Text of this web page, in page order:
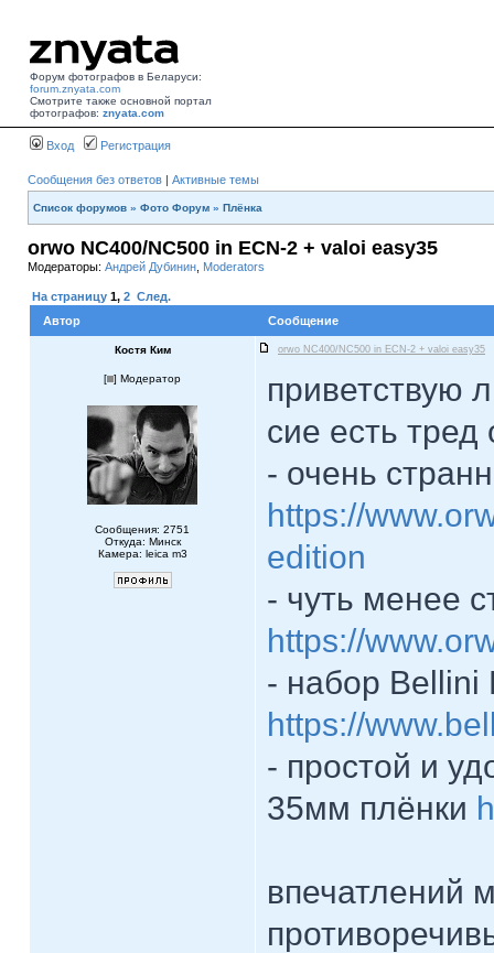
Форум фотографов в Беларуси:
forum.znyata.com
Смотрите также основной портал
фотографов: znyata.com
Вход Регистрация
Сообщения без ответов | Активные темы
Список форумов » Фото Форум » Плёнка
orwo NC400/NC500 in ECN-2 + valoi easy35
Модераторы: Андрей Дубинин Moderators
На страницу 1, 2 След.
Автор
Сообщение
Костя Ким orwo NC400/NC500 in ECN-2 + valoi easy35
[ ] Модератор
Сообщения: 2751
Откуда: Минск
Камера: leica m3
приветствую
сие есть
- очень
https://
edition
- чуть менее
https://
- набор Bellini
https://
- простой и
35мм плёнки
впечатлений